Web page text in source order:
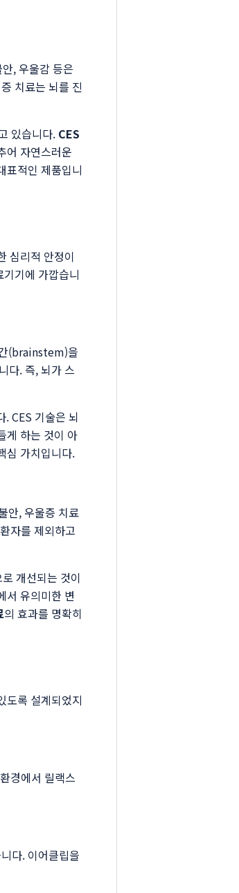
, 우울감 등은
치료는 뇌를 진
있습니다. CES
어 자연스러운
표적인 제품입니
심리적 안정이
기에 가깝습니
(brainstem)을
다. 즉, 뇌가 스
CES 기술은 뇌
게 하는 것이 아
심 가치입니다.
안, 우울증 치료
자를 제외하고
개선되는 것이
서 유의미한 변
의 효과를 명확히
도록 설계되었지
경에서 릴랙스
다. 이어클립을